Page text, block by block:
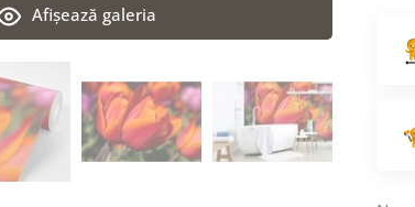
Afişează galeria